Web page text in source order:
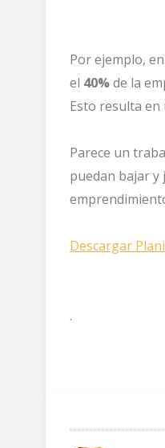
Por ejemplo,
el 40%de la
Esto resulta en
Parece un
puedan bajar y
Descargar
.